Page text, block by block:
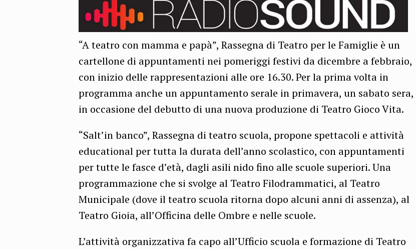
“A teatro con mamma e papà”, Rassegna di Teatro per le Famiglie è un
cartellone di appuntamenti nei pomeriggi festivi da dicembre a febbraio,
con inizio delle rappresentazioni alle ore 16.30. Per la prima volta in
programma anche un appuntamento serale in primavera, un sabato sera,
in occasione del debutto di una nuova produzione di Teatro Gioco Vita.
“Salt’in banco”, Rassegna di teatro scuola, propone spettacoli e attività
educational per tutta la durata dell’anno scolastico, con appuntamenti
per tutte le fasce d’età, dagli asili nido fino alle scuole superiori. Una
programmazione che si svolge al Teatro Filodrammatici, al Teatro
Municipale (dove il teatro scuola ritorna dopo alcuni anni di assenza), al
Teatro Gioia, all’Officina delle Ombre e nelle scuole.
L’attività organizzativa fa capo all’Ufficio scuola e formazione di Teatro